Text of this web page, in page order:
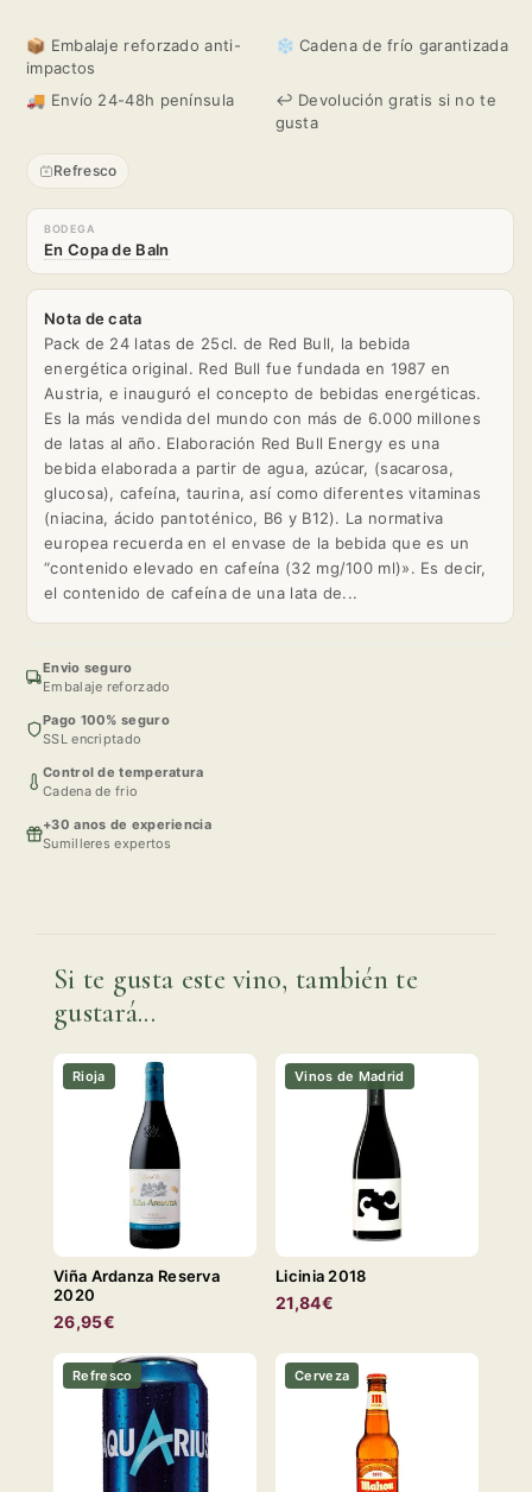
25cl.
Unidades
📦 Embalaje reforzado anti-
impactos
❄️ Cadena de frío garantizada
🚚 Envío 24-48h península
↩️ Devolución gratis si no te
gusta
Refresco
BODEGA
En Copa de Baln
Nota de cata
Pack de 24 latas de 25cl. de Red Bull, la bebida
energética original. Red Bull fue fundada en 1987 en
Austria, e inauguró el concepto de bebidas energéticas.
Es la más vendida del mundo con más de 6.000 millones
de latas al año. Elaboración Red Bull Energy es una
bebida elaborada a partir de agua, azúcar, (sacarosa,
glucosa), cafeína, taurina, así como diferentes vitaminas
(niacina, ácido pantoténico, B6 y B12). La normativa
europea recuerda en el envase de la bebida que es un
“contenido elevado en cafeína (32 mg/100 ml)». Es decir,
el contenido de cafeína de una lata de...
Envio seguro
Embalaje reforzado
Pago 100% seguro
SSL encriptado
Control de temperatura
Cadena de frio
+30 anos de experiencia
Sumilleres expertos
Si te gusta este vino, también te
gustará...
Rioja
Viña Ardanza Reserva
2020
26,95€
Vinos de Madrid
Licinia 2018
21,84€
Refresco Cerveza